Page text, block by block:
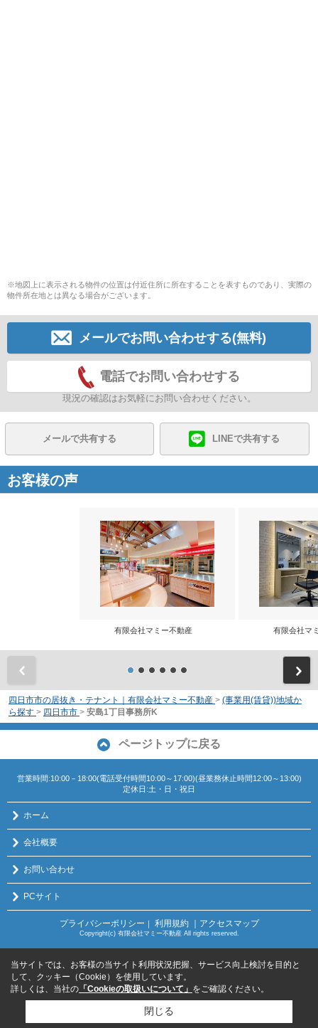
※地図上に表示される物件の位置は付近住所に所在することを表すものであり、実際の
物件所在地とは異なる場合がございます。
メールでお問い合わせする(無料)
電話でお問い合わせする
現況の確認はお気軽にお問い合わせください。
メールで共有する LINEで共有する
お客様の声
有限会社マミー不動産 有限会社
四日市市の居抜き・テナント｜有限会社マミー不動産 > (事業用(賃貸))地域か
ら探す > 四日市市 > 安島1丁目事務所K
ページトップに戻る
営業時間:10:00－18:00(電話受付時間10:00～17:00)(昼業務休止時間12:00～13:00)
定休日:土・日・祝日
ホーム
会社概要
お問い合わせ
PCサイト
プライバシーポリシー 利用規約 ｜アクセスマップ
Copyright(c) 有限会社マミー不動産 All rights reserved.
当サイトでは、お客様の当サイト利用状況把握、サービス向上検討を目的と
して、クッキー（Cookie）を使用しています。
詳しくは、当社の 「Cookieの取扱いについて」 をご確認ください。
閉じる